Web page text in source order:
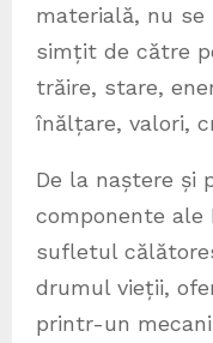
materială, nu
simțit de către
trăire, stare,
înălțare, valori,
De la naștere și
componente
sufletul
drumul vieții,
printr-un